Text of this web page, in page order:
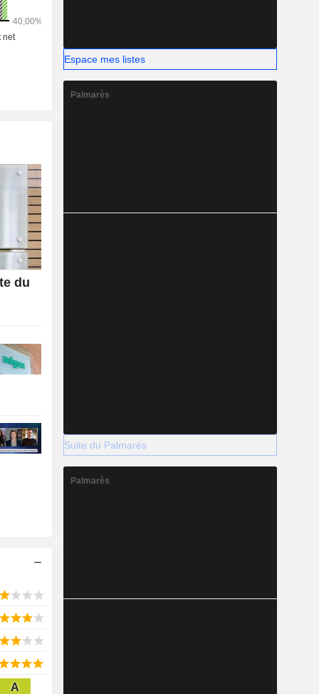
du
A
Espace mes listes
Palmarès
Suite du Palmarès
Palmarès